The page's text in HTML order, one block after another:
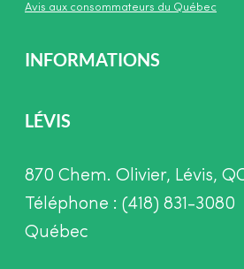
Avis aux consommateurs du Québec
INFORMATIONS
LÉVIS
870 Chem. Olivier, Lévis, QC
Téléphone : (418) 831-3080
Québec